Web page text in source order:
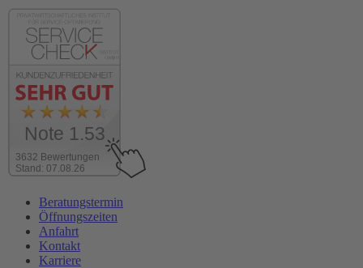
3632 Bewertungen
Stand: 07.08.26
Note 1.53
Inhalt
wechseln
Beratungstermin
Öffnungszeiten
Anfahrt
Kontakt
Karriere